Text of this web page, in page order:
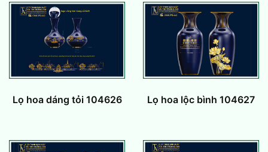
Lọ hoa dáng tỏi 104626 Lọ hoa lộc bình 104627